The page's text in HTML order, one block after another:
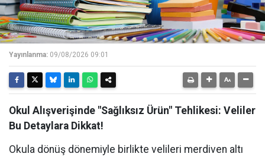
Yayınlanma: 09/08/2026 09:01
Okul Alışverişinde "Sağlıksız Ürün" Tehlikesi: Veliler
Bu Detaylara Dikkat!
Okula dönüş dönemiyle birlikte velileri merdiven altı